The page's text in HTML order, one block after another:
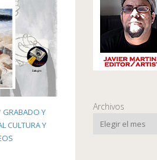
GRABADO Y
CULTURA Y
Archivos